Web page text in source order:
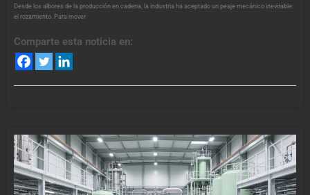
Desde los albores de la producción en cadena, la industria ha aceptado un peaje mecánico inevitable:
el rozamiento. Para mover
Comparte esta noticia en: